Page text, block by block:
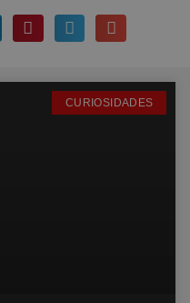
CURIOSIDADES